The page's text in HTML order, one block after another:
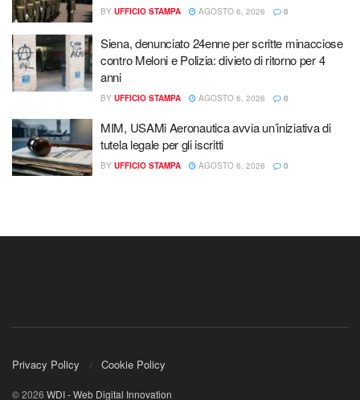
BY UFFICIO STAMPA AGOSTO 6, 2026 0
Siena, denunciato 24enne per scritte minacciose
contro Meloni e Polizia: divieto di ritorno per 4
anni
BY UFFICIO STAMPA AGOSTO 6, 2026 0
MIM, USAMi Aeronautica avvia un’iniziativa di
tutela legale per gli iscritti
BY UFFICIO STAMPA AGOSTO 6, 2026 0
Privacy Policy Cookie Policy
© 2026 WDI - Web Digital Innovation